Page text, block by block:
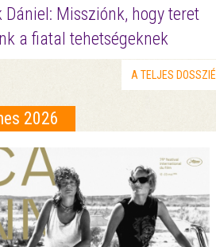
Dániel: Missziónk, hogy teret
a fiatal tehetségeknek
A TELJES DOSSZIÉ
2026